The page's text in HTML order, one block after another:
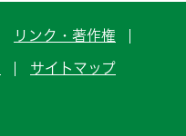
リンク・著作権
サイトマップ